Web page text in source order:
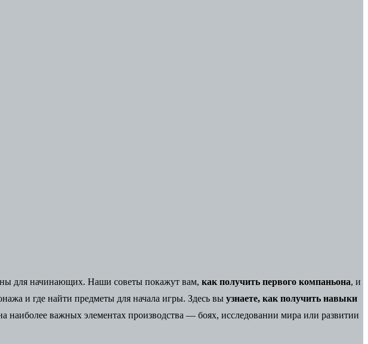
для начинающих. Наши советы покажут вам, как получить первого компаньона, и
и где найти предметы для начала игры. Здесь вы узнаете, как получить навыки
наиболее важных элементах производства — боях, исследовании мира или развитии